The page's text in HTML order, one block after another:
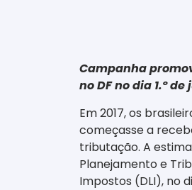
Campanha
no DF no dia 1.º de
Em 2017, os
começasse a
tributação. A
Planejamento e
Impostos (DLI), no